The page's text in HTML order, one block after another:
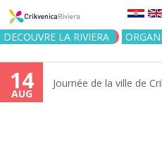
Jump to
DECOUVRE LA RIVIERA
14
AUG
Journée de la ville de